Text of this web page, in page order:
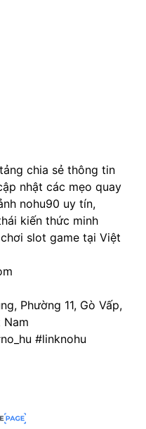
chia sẻ thông tin
nhật các mẹo quay
nohu90 uy tín,
kiến thức minh
slot game tại Việt
Phường 11, Gò Vấp,
Nam
#linknohu